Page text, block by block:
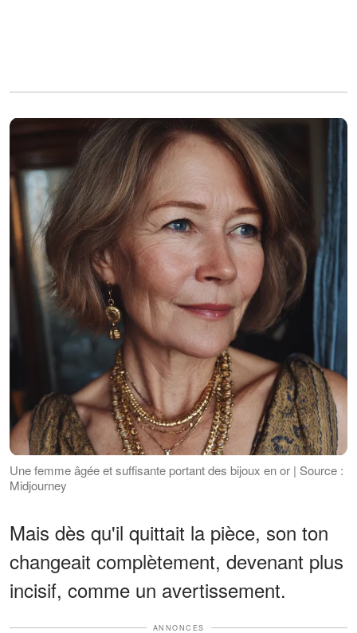
Une femme âgée et suffisante portant des bijoux en or | Source :
Midjourney
Mais dès qu'il quittait la pièce, son ton
changeait complètement, devenant plus
incisif, comme un avertissement.
ANNONCES